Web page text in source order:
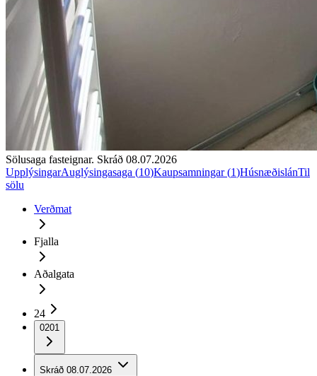
Sölusaga fasteignar. Skráð 08.07.2026
UpplýsingarAuglýsingasaga (10)Kaupsamningar (1)HúsnæðislánTil
sölu
Verðmat
Fjalla
Aðalgata
24
0201
Skráð 08.07.2026